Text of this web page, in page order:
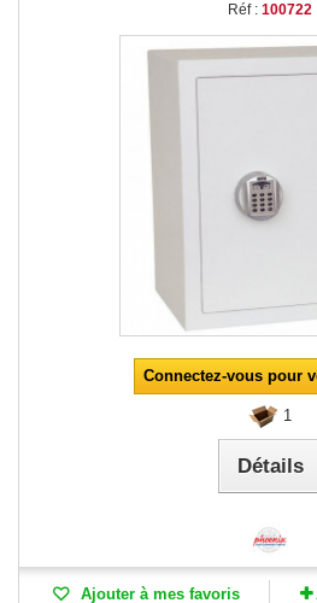
Réf : 100722
Connectez-vous pour
1
Détails
Ajouter à mes favoris